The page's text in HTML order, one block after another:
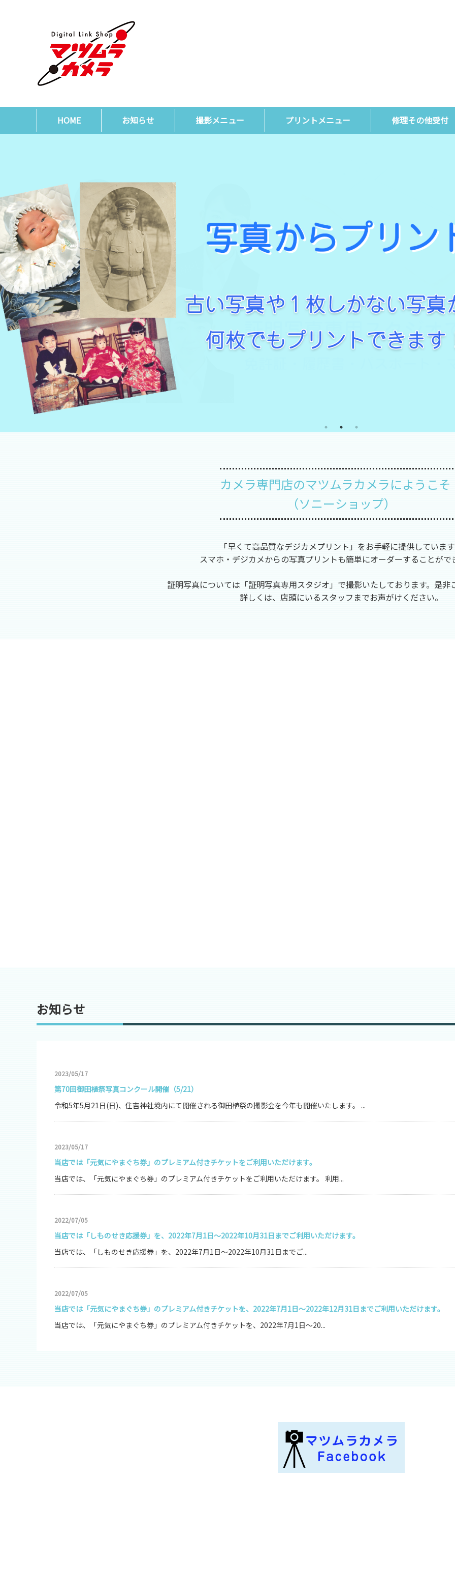
HOME お知らせ 撮影メニュー プリントメニュー 修理その他受付
カメラ専門店のマツムラカメラにようこそ
（ソニーショップ）
「早くて高品質なデジカメプリント」をお手軽に提供しています
スマホ・デジカメからの写真プリントも簡単にオーダーすることがで
証明写真については「証明写真専用スタジオ」で撮影いたしております。是非
詳しくは、店頭にいるスタッフまでお声がけください。
お知らせ
2023/05/17
第70回御田植祭写真コンクール開催（5/21）
令和5年5月21日(日)、住吉神社境内にて開催される御田植祭の撮影会を今年も開催いたします。 ...
2023/05/17
当店では「元気にやまぐち券」のプレミアム付きチケットをご利用いただけます。
当店では、「元気にやまぐち券」のプレミアム付きチケットをご利用いただけます。 利用...
2022/07/05
当店では「しものせき応援券」を、2022年7月1日～2022年10月31日までご利用いただけます。
当店では、「しものせき応援券」を、2022年7月1日～2022年10月31日までご...
2022/07/05
当店では「元気にやまぐち券」のプレミアム付きチケットを、2022年7月1日～2022年12月31日までご利用いただけます。
当店では、「元気にやまぐち券」のプレミアム付きチケットを、2022年7月1日～20...